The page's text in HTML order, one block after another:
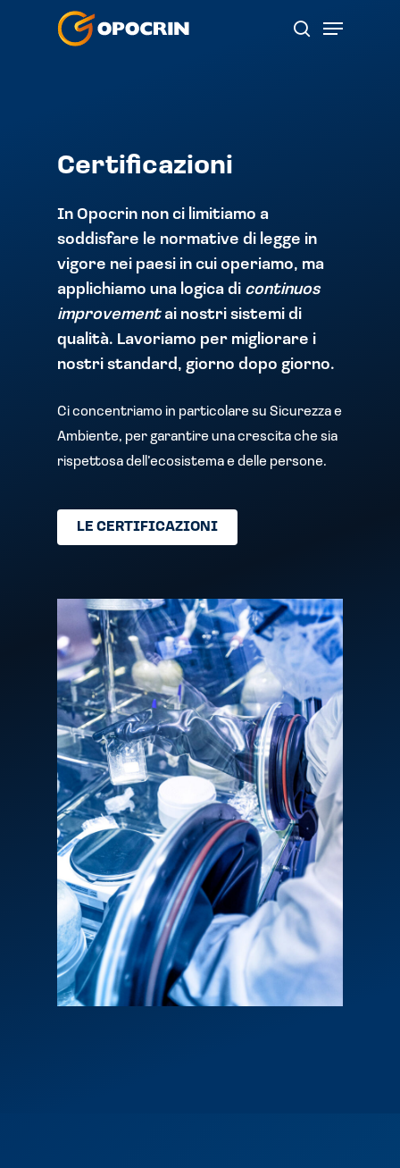
search
Menu
Certificazioni
In Opocrin non ci limitiamo a
soddisfare le normative di legge in
vigore nei paesi in cui operiamo, ma
applichiamo una logica di continuos
improvementai nostri sistemi di
qualità. Lavoriamo per migliorare i
nostri standard, giorno dopo giorno.
Ci concentriamo in particolare su Sicurezza e
Ambiente, per garantire una crescita che sia
rispettosa dell’ecosistema e delle persone.
LE CERTIFICAZIONI